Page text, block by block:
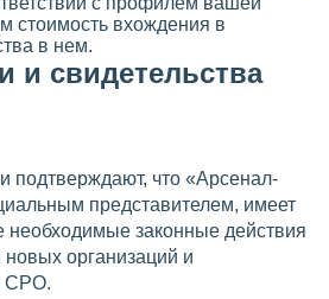
стоимость вхождения в
в нем.
и свидетельства
подтверждают, что «Арсенал-
представителем, имеет
необходимые законные действия
организаций и
СРО.